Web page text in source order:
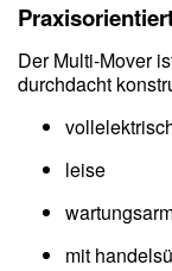
Der Multi-Mover
durchdacht
leise
mit